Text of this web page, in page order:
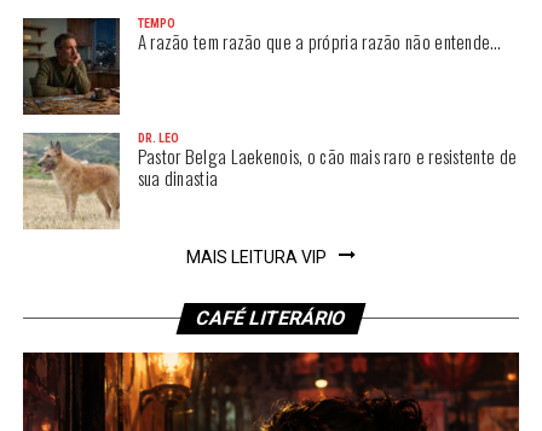
TEMPO
A razão tem razão que a própria razão não entende…
DR. LEO
Pastor Belga Laekenois, o cão mais raro e resistente de
sua dinastia
MAIS LEITURA VIP
CAFÉ LITERÁRIO